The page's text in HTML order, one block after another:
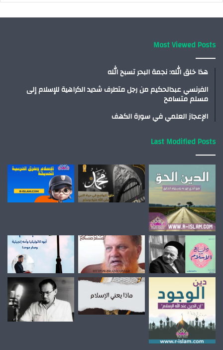
Most Viewed Posts
هذا خلق الله: نجمة البحر تسبح الله
الفرنسي عبدالحكيم من رجل متطرف شديد الكراهية للإسلام إلى
مسلم متسامح
الإعجاز العلمي في سورة الكهف
Last Modified Posts